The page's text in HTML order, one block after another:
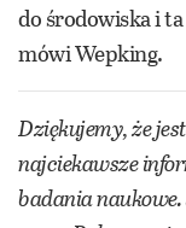
do środowiska i
mówi Wepking.
Dziękujemy, że
najciekawsze
badania